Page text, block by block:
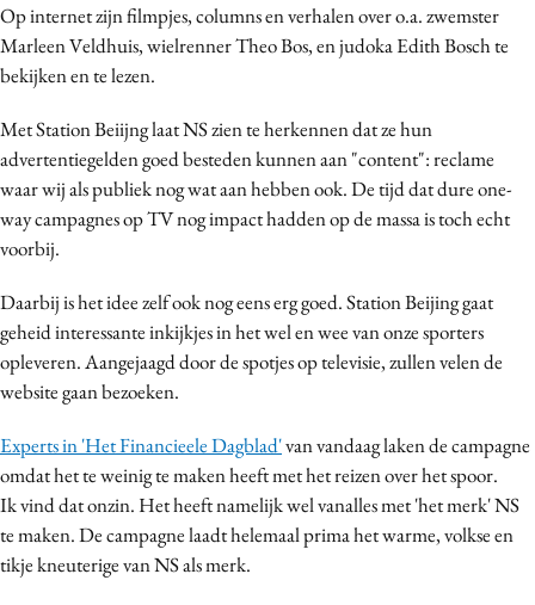
Interne communicatie
Martech
Media
Merkstrategie
PR
Programmatic
Purpose Marketing
Op internet zijn filmpjes, columns en verhalen over o.a. zwemster
Marleen Veldhuis, wielrenner Theo Bos, en judoka Edith Bosch te
bekijken en te lezen.
Met Station Beiijng laat NS zien te herkennen dat ze hun
advertentiegelden goed besteden kunnen aan "content": reclame
waar wij als publiek nog wat aan hebben ook. De tijd dat dure one-
way campagnes op TV nog impact hadden op de massa is toch echt
voorbij.
Daarbij is het idee zelf ook nog eens erg goed. Station Beijing gaat
geheid interessante inkijkjes in het wel en wee van onze sporters
opleveren. Aangejaagd door de spotjes op televisie, zullen velen de
website gaan bezoeken.
Experts in 'Het Financieele Dagblad'van vandaag laken de campagne
omdat het te weinig te maken heeft met het reizen over het spoor.
Ik vind dat onzin. Het heeft namelijk wel vanalles met 'het merk' NS
te maken. De campagne laadt helemaal prima het warme, volkse en
tikje kneuterige van NS als merk.